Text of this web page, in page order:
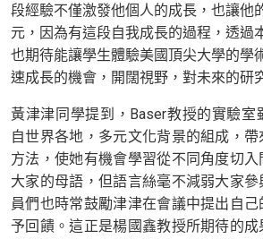
段經驗不僅激發他個人的成長，也讓他
元，因為有這段自我成長的過程，透過
也期待能讓學生體驗美國頂尖大學的學
速成長的機會，開闊視野，對未來的研
黃津津同學提到， Baser教授的實驗室
自世界各地，多元文化背景的組成，
方法，使她有機會學習從不同角度切
大家的母語，但語言絲毫不減弱大家
員們也時常鼓勵津津在會議中提出自
予回饋。這正是楊國鑫教授所期待的